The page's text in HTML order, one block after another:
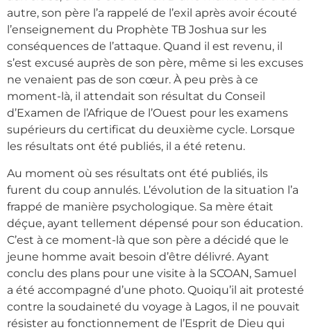
autre, son père l’a rappelé de l’exil après avoir écouté
l’enseignement du Prophète TB Joshua sur les
conséquences de l’attaque. Quand il est revenu, il
s’est excusé auprès de son père, même si les excuses
ne venaient pas de son cœur. À peu près à ce
moment-là, il attendait son résultat du Conseil
d’Examen de l’Afrique de l’Ouest pour les examens
supérieurs du certificat du deuxième cycle. Lorsque
les résultats ont été publiés, il a été retenu.
Au moment où ses résultats ont été publiés, ils
furent du coup annulés. L’évolution de la situation l’a
frappé de manière psychologique. Sa mère était
déçue, ayant tellement dépensé pour son éducation.
C’est à ce moment-là que son père a décidé que le
jeune homme avait besoin d’être délivré. Ayant
conclu des plans pour une visite à la SCOAN, Samuel
a été accompagné d’une photo. Quoiqu’il ait protesté
contre la soudaineté du voyage à Lagos, il ne pouvait
résister au fonctionnement de l’Esprit de Dieu qui